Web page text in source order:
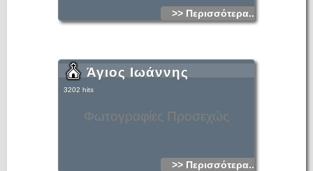
>> Περισσότερα...
Φωτογραφίες Προσεχώς
Άγιος Ιωάννης
3202 hits
>> Περισσότερα...